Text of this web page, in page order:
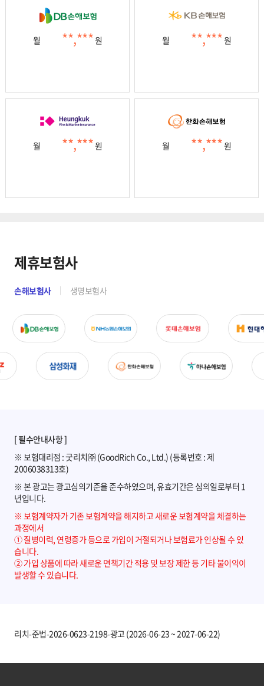
월 **,***원 월 **,***원
월 **,***원 월 **,***원
제휴보험사
손해보험사 생명보험사
[ 필수안내사항 ]
※ 보험대리점 : 굿리치㈜ (GoodRich Co., Ltd.) (등록번호 : 제
2006038313호)
※ 본 광고는 광고심의기준을 준수하였으며, 유효기간은 심의일로부터 1
년입니다.
※ 보험계약자가 기존 보험계약을 해지하고 새로운 보험계약을 체결하는
과정에서
① 질병이력, 연령증가 등으로 가입이 거절되거나 보험료가 인상될 수 있
습니다.
② 가입 상품에 따라 새로운 면책기간 적용 및 보장 제한 등 기타 불이익이
발생할 수 있습니다.
리치-준법-2026-0623-2198-광고 (2026-06-23 ~ 2027-06-22)